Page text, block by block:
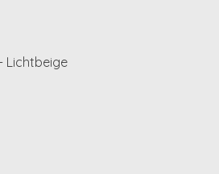
Lichtbeige
product is